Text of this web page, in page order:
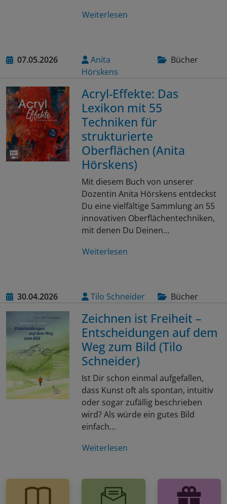
Weiterlesen
07.05.2026
Anita
Hörskens
Bücher
Acryl-Effekte: Das
Lexikon mit 55
Techniken für
strukturierte
Oberflächen (Anita
Hörskens)
Mit diesem Buch von unserer
Dozentin Anita Hörskens entdeckst
Du eine vielfältige Sammlung an 55
innovativen Oberflächentechniken,
mit denen Du Deinen…
Weiterlesen
30.04.2026 Tilo Schneider Bücher
Zeichnen ist Freiheit –
Entscheidungen auf dem
Weg zum Bild (Tilo
Schneider)
Ist Dir schon einmal aufgefallen,
dass Kunst oft als spontan, intuitiv
oder sogar zufällig beschrieben
wird? Als würde ein gutes Bild
einfach…
Weiterlesen